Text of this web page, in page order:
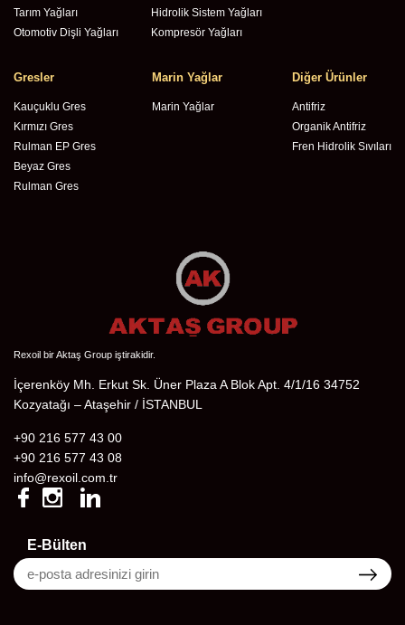
Tarım Yağları
Otomotiv Dişli Yağları
Hidrolik Sistem Yağları
Kompresör Yağları
Gresler
Kauçuklu Gres
Kırmızı Gres
Rulman EP Gres
Beyaz Gres
Rulman Gres
Marin Yağlar
Marin Yağlar
Diğer Ürünler
Antifriz
Organik Antifriz
Fren Hidrolik Sıvıları
Rexoil bir Aktaş Group iştirakidir.
İçerenköy Mh. Erkut Sk. Üner Plaza A Blok Apt. 4/1/16 34752
Kozyatağı – Ataşehir / İSTANBUL
+90 216 577 43 00
+90 216 577 43 08
info@rexoil.com.tr
E-Bülten